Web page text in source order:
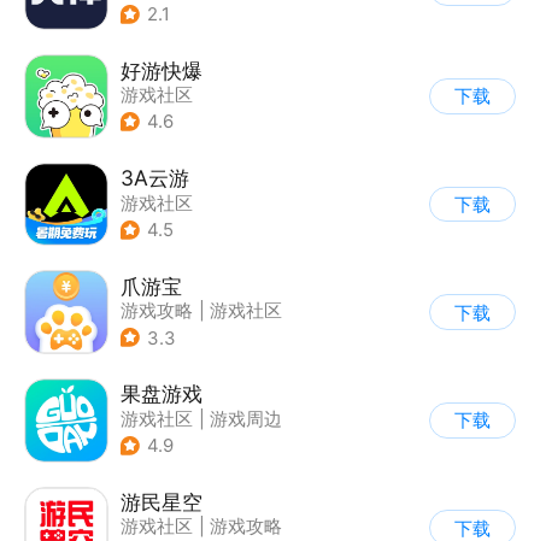
2.1
好游快爆
游戏社区
4.6
下载
3A云游
游戏社区
4.5
下载
爪游宝
游戏攻略
游戏社区
3.3
下载
果盘游戏
游戏社区
游戏周边
4.9
下载
游民星空
游戏社区
游戏攻略
下载